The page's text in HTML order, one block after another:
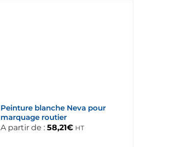
Peinture blanche Neva pour
marquage routier
A partir de : 58,21€ HT